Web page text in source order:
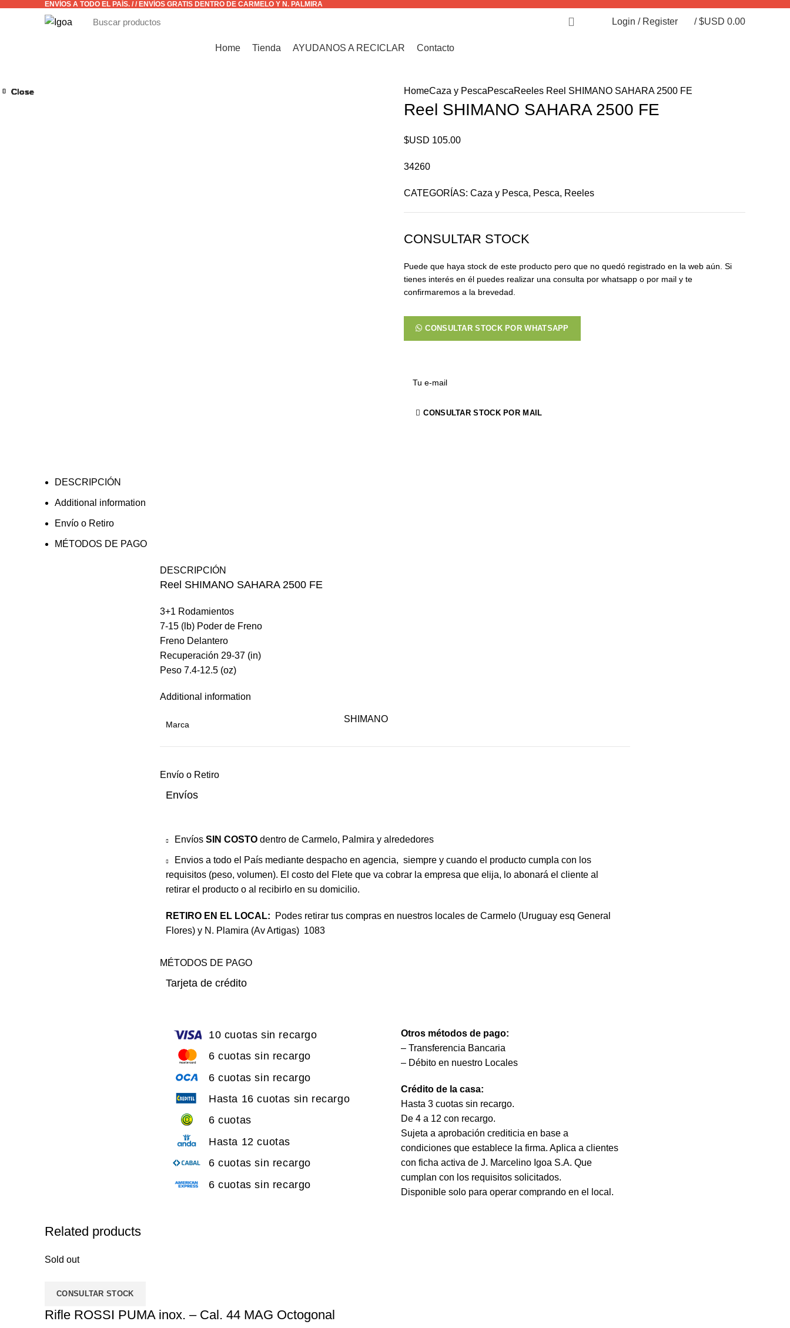
ENVÍOS A TODO EL PAÍS. / / ENVÍOS GRATIS DENTRO DE CARMELO Y N. PALMIRA
Login / Register / $USD 0.00
Home Tienda AYUDANOS A RECICLAR Contacto
HomeCaza y PescaPescaReeles Reel SHIMANO SAHARA 2500 FE
Reel SHIMANO SAHARA 2500 FE
$USD 105.00
34260
CATEGORÍAS: Caza y Pesca, Pesca, Reeles
CONSULTAR STOCK
Puede que haya stock de este producto pero que no quedó registrado en la web aún. Si
tienes interés en él puedes realizar una consulta por whatsapp o por mail y te
confirmaremos a la brevedad.
CONSULTAR STOCK POR WHATSAPP
CONSULTAR STOCK POR MAIL
DESCRIPCIÓN
Additional information
Envío o Retiro
MÉTODOS DE PAGO
DESCRIPCIÓN
Reel SHIMANO SAHARA 2500 FE
3+1 Rodamientos
7-15 (lb) Poder de Freno
Freno Delantero
Recuperación 29-37 (in)
Peso 7.4-12.5 (oz)
Additional information
Marca
SHIMANO
Envío o Retiro
Envíos
Envíos SIN COSTO dentro de Carmelo, Palmira y alrededores
Envios a todo el País mediante despacho en agencia, siempre y cuando el producto cumpla con los
requisitos (peso, volumen). El costo del Flete que va cobrar la empresa que elija, lo abonará el cliente al
retirar el producto o al recibirlo en su domicilio.
RETIRO EN EL LOCAL:
Podes retirar tus compras en nuestros locales de Carmelo (Uruguay esq General
Flores) y N. Plamira (Av Artigas) 1083
MÉTODOS DE PAGO
Tarjeta de crédito
10 cuotas sin recargo
6 cuotas sin recargo
6 cuotas sin recargo
Hasta 16 cuotas sin recargo
6 cuotas
Hasta 12 cuotas
6 cuotas sin recargo
6 cuotas sin recargo
Otros métodos de pago:
– Transferencia Bancaria
– Débito en nuestro Locales
Crédito de la casa:
Hasta 3 cuotas sin recargo.
De 4 a 12 con recargo.
Sujeta a aprobación crediticia en base a
condiciones que establece la firma. Aplica a clientes
con ficha activa de J. Marcelino Igoa S.A. Que
cumplan con los requisitos solicitados.
Disponible solo para operar comprando en el local.
Related products
Sold out
CONSULTAR STOCK
Close
Rifle ROSSI PUMA inox. – Cal. 44 MAG Octogonal
Close
Close
Close
Close
Close
Close
Close